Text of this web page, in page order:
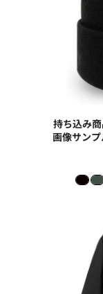
持ち込み
画像サン